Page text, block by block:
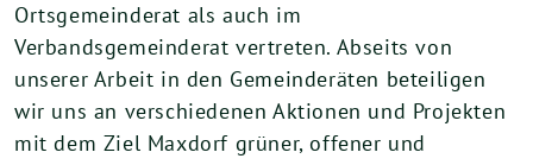
Ortsgemeinderat als auch im
Verbandsgemeinderat vertreten. Abseits von
unserer Arbeit in den Gemeinderäten beteiligen
wir uns an verschiedenen Aktionen und Projekten
mit dem Ziel Maxdorf grüner, offener und